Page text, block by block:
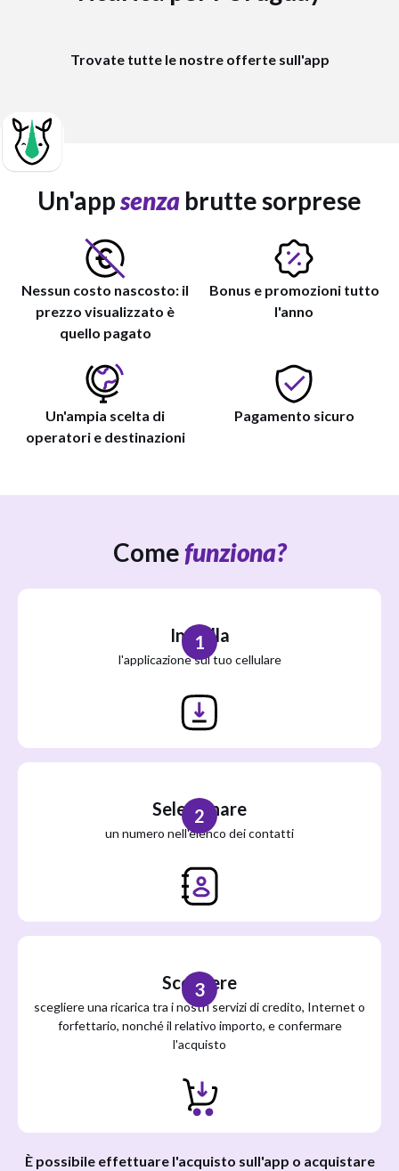
Trovate tutte le nostre offerte sull'app
Un'appsenza brutte sorprese
Nessun costo nascosto: il
prezzo visualizzato è
quello pagato
Bonus e promozioni tutto
l'anno
Un'ampia scelta di
operatori e destinazioni
Pagamento sicuro
Comefunziona?
Installa
l'applicazione sul tuo cellulare
1
Selezionare
un numero nell'elenco dei contatti
2
Scegliere
scegliere una ricarica tra i nostri servizi di credito, Internet o
forfettario, nonché il relativo importo, e confermare
l'acquisto
3
È possibile effettuare l'acquisto sull'app o acquistare